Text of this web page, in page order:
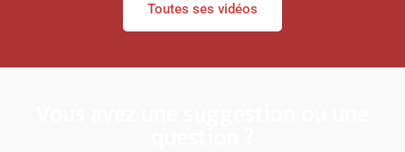
Toutes ses vidéos